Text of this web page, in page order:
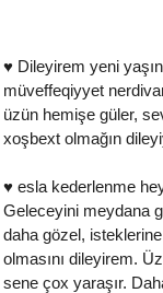
♥ Dileyirem yeni
müveffeqiyyet
üzün hemişe güler,
xoşbext olmağın
♥ esla kederlenme
Geleceyini meydana
daha gözel,
olmasını dileyirem.
sene çox yaraşır.